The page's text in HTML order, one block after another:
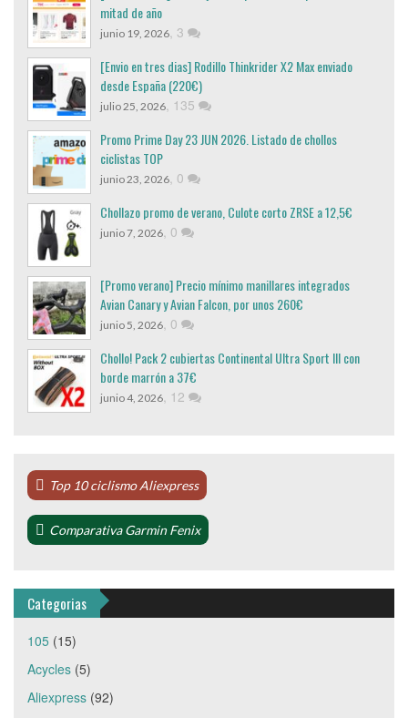
mitad de año
junio 19, 2026, 3
[Envio en tres dias] Rodillo Thinkrider X2 Max enviado
desde España (220€)
julio 25, 2026, 135
Promo Prime Day 23 JUN 2026. Listado de chollos
ciclistas TOP
junio 23, 2026, 0
Chollazo promo de verano, Culote corto ZRSE a 12,5€
junio 7, 2026, 0
[Promo verano] Precio mínimo manillares integrados
Avian Canary y Avian Falcon, por unos 260€
junio 5, 2026, 0
Chollo! Pack 2 cubiertas Continental Ultra Sport III con
borde marrón a 37€
junio 4, 2026, 12
Top 10 ciclismo Aliexpress
Comparativa Garmin Fenix
Categorias
105 (15)
Acycles (5)
Aliexpress (92)